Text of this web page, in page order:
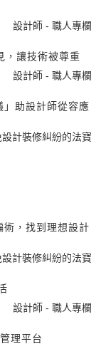
設計師 - 職人專欄
，讓技術被尊重
設計師 - 職人專欄
」助設計師從容應
設計裝修糾紛的法寶
術，找到理想設計
設計裝修糾紛的法寶
設計師 - 職人專欄
理平台